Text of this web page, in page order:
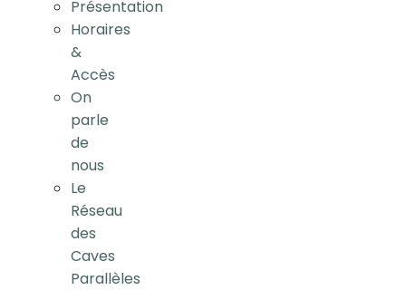
Présentation
Horaires
&
Accès
On
parle
de
nous
Le
Réseau
des
Caves
Parallèles